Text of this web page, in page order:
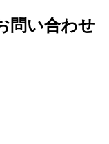
問い合わせ